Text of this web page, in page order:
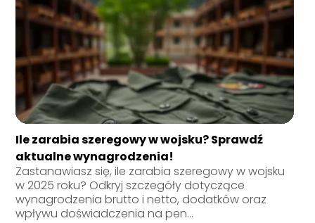
Ile zarabia szeregowy w wojsku? Sprawdź
aktualne wynagrodzenia!
Zastanawiasz się, ile zarabia szeregowy w wojsku
w 2025 roku? Odkryj szczegóły dotyczące
wynagrodzenia brutto i netto, dodatków oraz
wpływu doświadczenia na pen...